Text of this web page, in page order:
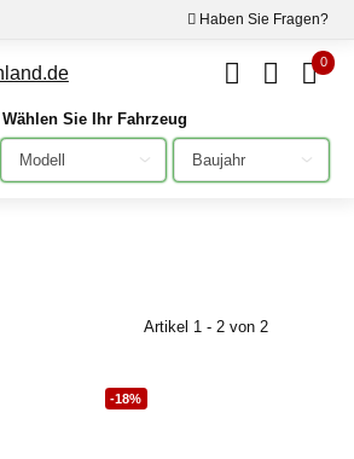
Haben Sie Fragen?
0
Wählen Sie Ihr Fahrzeug
Bitte auswählen Bitte auswählen
Artikel 1 - 2 von 2
-18%